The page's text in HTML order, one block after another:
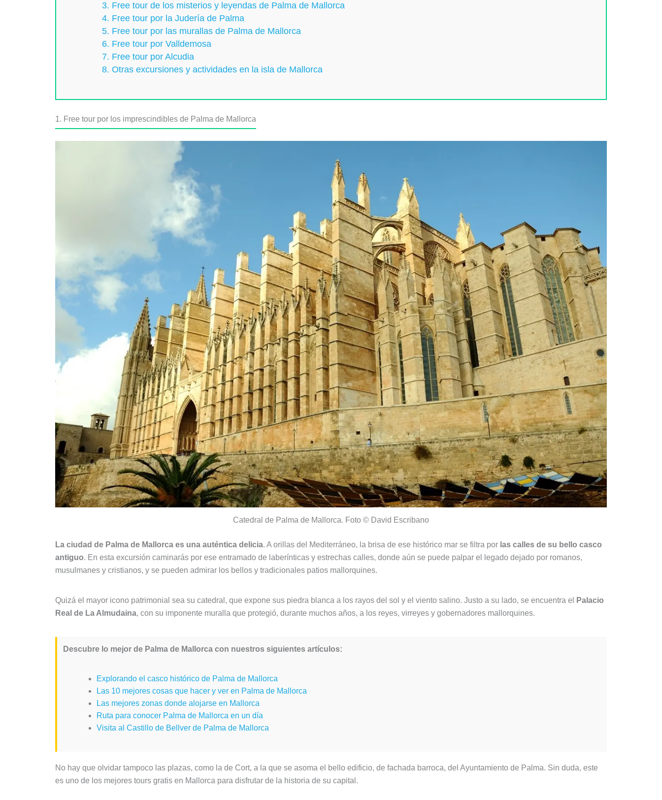
3. Free tour de los misterios y leyendas de Palma de Mallorca
4. Free tour por la Judería de Palma
5. Free tour por las murallas de Palma de Mallorca
6. Free tour por Valldemosa
7. Free tour por Alcudia
8. Otras excursiones y actividades en la isla de Mallorca
1. Free tour por los imprescindibles de Palma de Mallorca
Catedral de Palma de Mallorca. Foto © David Escribano
La ciudad de Palma de Mallorca es una auténtica delicia. A orillas del Mediterráneo, la brisa de ese histórico mar se filtra por las calles de su bello casco
antiguo. En esta excursión caminarás por ese entramado de laberínticas y estrechas calles, donde aún se puede palpar el legado dejado por romanos,
musulmanes y cristianos, y se pueden admirar los bellos y tradicionales patios mallorquines.
Quizá el mayor icono patrimonial sea su catedral, que expone sus piedra blanca a los rayos del sol y el viento salino. Justo a su lado, se encuentra el
Palacio
Real de La Almudaina, con su imponente muralla que protegió, durante muchos años, a los reyes, virreyes y gobernadores mallorquines.
Descubre lo mejor de Palma de Mallorca con nuestros siguientes artículos:
Explorando el casco histórico de Palma de Mallorca
Las 10 mejores cosas que hacer y ver en Palma de Mallorca
Las mejores zonas donde alojarse en Mallorca
Ruta para conocer Palma de Mallorca en un día
Visita al Castillo de Bellver de Palma de Mallorca
No hay que olvidar tampoco las plazas, como la de Cort, a la que se asoma el bello edificio, de fachada barroca, del Ayuntamiento de Palma. Sin duda, este
es uno de los mejores tours gratis en Mallorca para disfrutar de la historia de su capital.